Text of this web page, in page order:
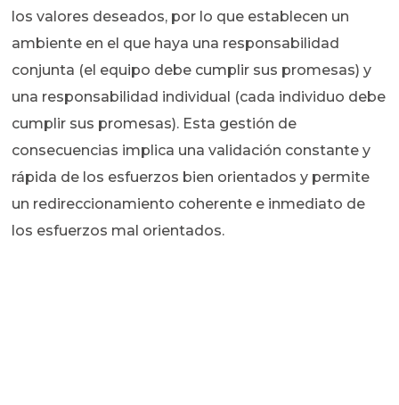
los valores deseados, por lo que establecen un
ambiente en el que haya una responsabilidad
conjunta (el equipo debe cumplir sus promesas) y
una responsabilidad individual (cada individuo debe
cumplir sus promesas). Esta gestión de
consecuencias implica una validación constante y
rápida de los esfuerzos bien orientados y permite
un redireccionamiento coherente e inmediato de
los esfuerzos mal orientados.